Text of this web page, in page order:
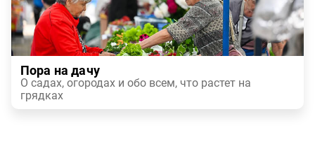
Пора на дачу
О садах, огородах и обо всем, что растет на
грядках